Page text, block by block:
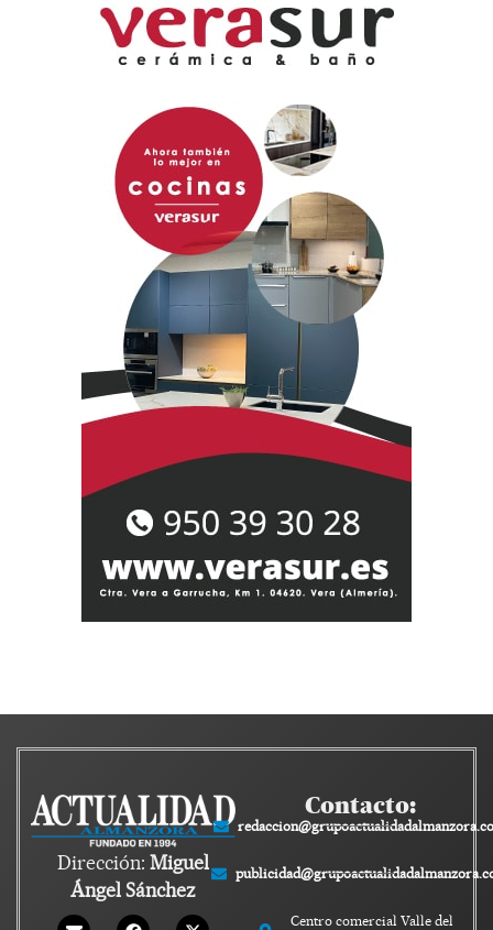
Dirección: Miguel
Ángel Sánchez
Contacto:
Centro comercial Valle del